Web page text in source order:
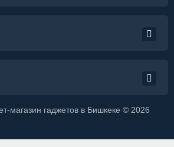
магазин гаджетов в Бишкеке © 2026